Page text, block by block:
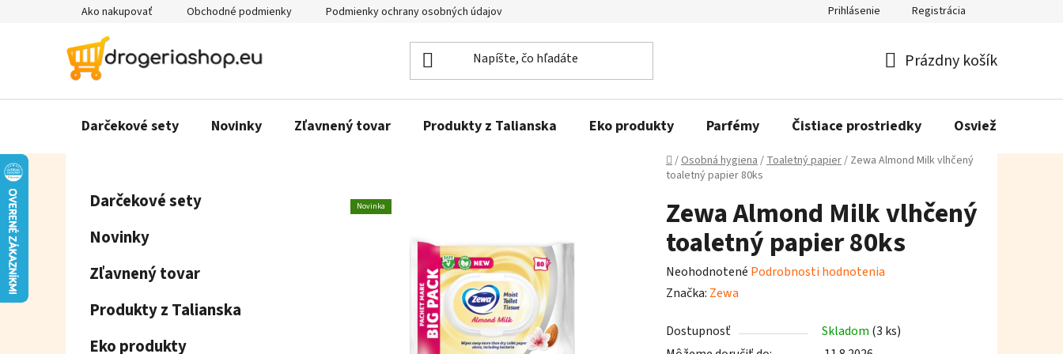
Ako nakupovať Obchodné podmienky Podmienky ochrany osobných údajov Prihlásenie Registrácia
košík
Prázdny košík
Darčekové sety Novinky Zľavnený tovar Produkty z Talianska Eko produkty Parfémy Čistiace prostriedky Osviežovače
Domov
/Osobná hygiena/Toaletný papier/ Zewa Almond Milk vlhčený
toaletný papier 80ks
Preskočiť
kategórie
Darčekové sety
Novinky
Zľavnený tovar
Produkty z Talianska
Eko produkty
Zewa Almond Milk vlhčený
toaletný papier 80ks
Priemerné
hodnotenie
je
Neohodnotené Podrobnosti hodnotenia
Značka: Zewa
Dostupnosť Skladom (3 ks)
Novinka